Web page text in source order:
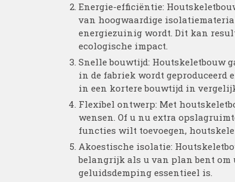
Energie-efficiëntie:
van hoogwaardige
energiezuinig wordt. Dit kan
ecologische impact.
Snelle bouwtijd: Houtskeletbouw
in de fabriek wordt geproduceerd
in een kortere bouwtijd in
Flexibel ontwerp: Met
wensen. Of u nu extra
functies wilt toevoegen,
Akoestische isolatie:
belangrijk als u van plan bent om
geluidsdemping essentieel is.